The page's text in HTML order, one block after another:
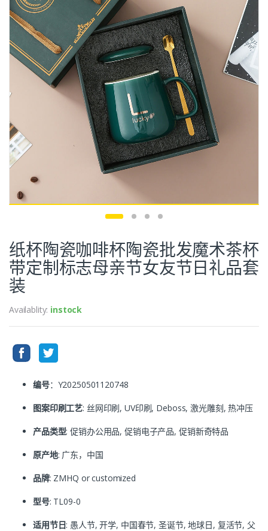
纸杯陶瓷咖啡杯陶瓷批发魔术茶杯
带定制标志母亲节女友节日礼品套
装
Availablity: instock
编号：Y20250501120748
图案印刷工艺: 丝网印刷, UV印刷, Deboss, 激光雕刻, 热冲压
产品类型: 促销办公用品, 促销电子产品, 促销新奇特品
原产地: 广东，中国
品牌: ZMHQ or customized
型号: TL09-0
适用节日: 愚人节, 开学, 中国春节, 圣诞节, 地球日, 复活节, 父